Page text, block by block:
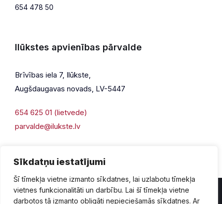
Sīkdatņu iestatījumi
Šī tīmekļa vietne izmanto sīkdatnes, lai uzlabotu tīmekļa
vietnes funkcionalitāti un darbību. Lai šī tīmekļa vietne
darbotos tā izmanto obligāti nepieciešamās sīkdatnes. Ar
654 478 50
Ilūkstes apvienības pārvalde
Brīvības iela 7, Ilūkste,
Augšdaugavas novads, LV-5447
654 625 01 (lietvede)
parvalde@ilukste.lv